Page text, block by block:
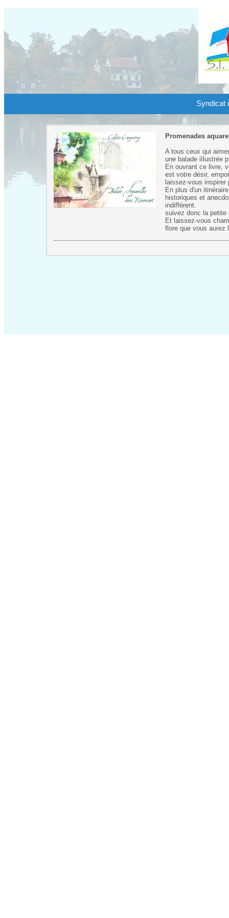
Syndicat
Promenades
A tous ceux qui
une balade iIlustrée
En ouvrant ce livre,
est votre désir,
laissez-vous
En plus d'un
historiques et
indifférent.
suivez donc la petite
Et laissez-vous
flore que vous aurez